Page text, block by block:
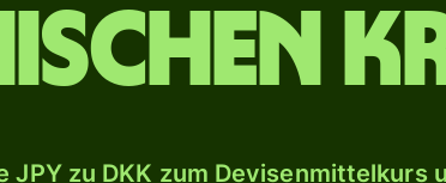
JPY zu DKK zum Devisenmittelkurs